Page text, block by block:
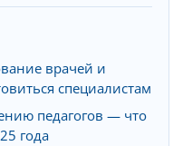
врачей и
специалистам
педагогов — что
года